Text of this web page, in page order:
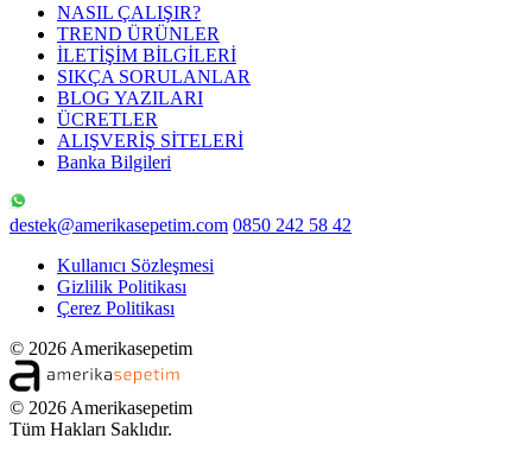
NASIL ÇALIŞIR?
TREND ÜRÜNLER
İLETİŞİM BİLGİLERİ
SIKÇA SORULANLAR
BLOG YAZILARI
ÜCRETLER
ALIŞVERİŞ SİTELERİ
Banka Bilgileri
destek@amerikasepetim.com 0850 242 58 42
Kullanıcı Sözleşmesi
Gizlilik Politikası
Çerez Politikası
© 2026 Amerikasepetim
© 2026 Amerikasepetim
Tüm Hakları Saklıdır.